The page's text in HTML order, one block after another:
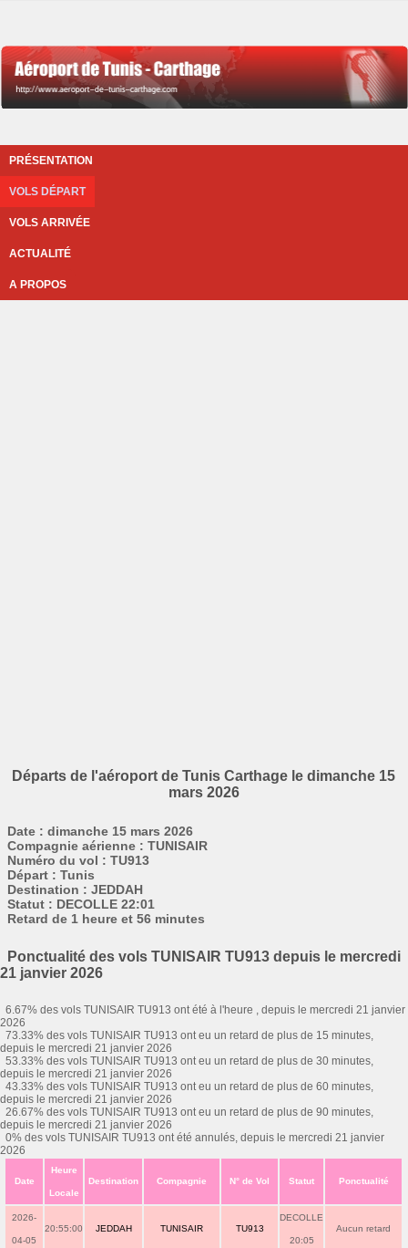
PRÉSENTATION
VOLS DÉPART
VOLS ARRIVÉE
ACTUALITÉ
A PROPOS
Départs de l'aéroport de Tunis Carthage le dimanche 15
mars 2026
Date : dimanche 15 mars 2026
Compagnie aérienne : TUNISAIR
Numéro du vol : TU913
Départ : Tunis
Destination : JEDDAH
Statut : DECOLLE 22:01
Retard de 1 heure et 56 minutes
Ponctualité des vols TUNISAIR TU913 depuis le mercredi
21 janvier 2026
6.67% des vols TUNISAIR TU913 ont été à l'heure , depuis le mercredi 21 janvier
2026
73.33% des vols TUNISAIR TU913 ont eu un retard de plus de 15 minutes,
depuis le mercredi 21 janvier 2026
53.33% des vols TUNISAIR TU913 ont eu un retard de plus de 30 minutes,
depuis le mercredi 21 janvier 2026
43.33% des vols TUNISAIR TU913 ont eu un retard de plus de 60 minutes,
depuis le mercredi 21 janvier 2026
26.67% des vols TUNISAIR TU913 ont eu un retard de plus de 90 minutes,
depuis le mercredi 21 janvier 2026
0% des vols TUNISAIR TU913 ont été annulés, depuis le mercredi 21 janvier
2026
Date
Heure
Locale
Destination Compagnie N° de Vol Statut Ponctualité
2026-
04-05
20:55:00 JEDDAH TUNISAIR TU913
DECOLLE
20:05
Aucun retard